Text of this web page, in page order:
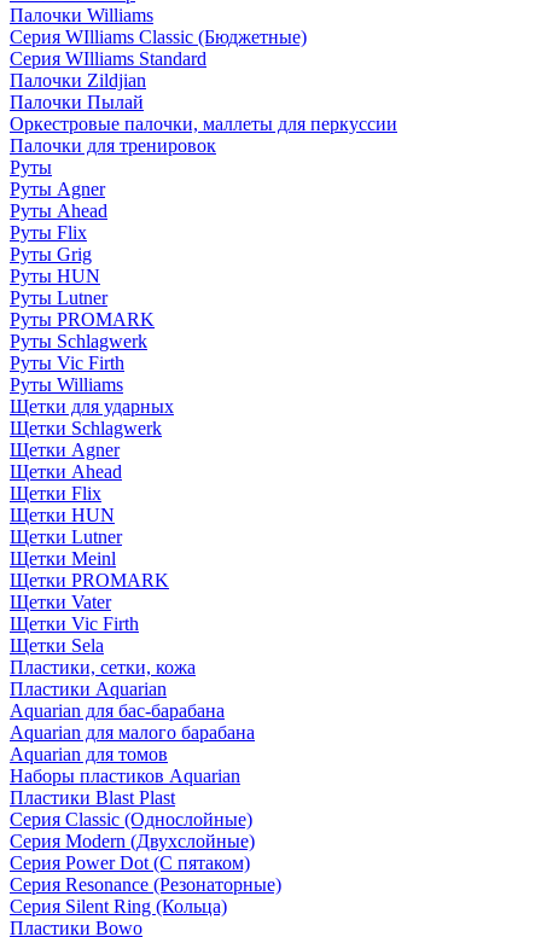
Палочки Williams
Серия WIlliams Classic (Бюджетные)
Серия WIlliams Standard
Палочки Zildjian
Палочки Пылай
Оркестровые палочки, маллеты для перкуссии
Палочки для тренировок
Руты
Руты Agner
Руты Ahead
Руты Flix
Руты Grig
Руты HUN
Руты Lutner
Руты PROMARK
Руты Schlagwerk
Руты Vic Firth
Руты Williams
Щетки для ударных
Щетки Schlagwerk
Щетки Agner
Щетки Ahead
Щетки Flix
Щетки HUN
Щетки Lutner
Щетки Meinl
Щетки PROMARK
Щетки Vater
Щетки Vic Firth
Щетки Sela
Пластики, сетки, кожа
Пластики Aquarian
Aquarian для бас-барабана
Aquarian для малого барабана
Aquarian для томов
Наборы пластиков Aquarian
Пластики Blast Plast
Серия Classic (Однослойные)
Серия Modern (Двухслойные)
Серия Power Dot (С пятаком)
Серия Resonance (Резонаторные)
Серия Silent Ring (Кольца)
Пластики Bowo